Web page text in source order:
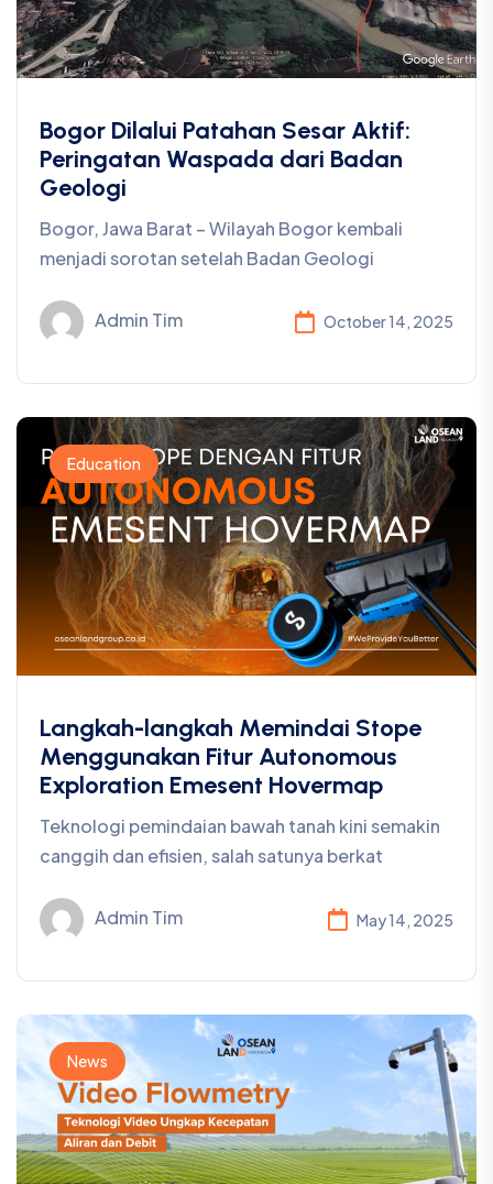
Bogor Dilalui Patahan Sesar Aktif:
Peringatan Waspada dari Badan
Geologi
Bogor, Jawa Barat – Wilayah Bogor kembali
menjadi sorotan setelah Badan Geologi
Admin Tim October 14, 2025
Education
Langkah-langkah Memindai Stope
Menggunakan Fitur Autonomous
Exploration Emesent Hovermap
Teknologi pemindaian bawah tanah kini semakin
canggih dan efisien, salah satunya berkat
Admin Tim May 14, 2025
News